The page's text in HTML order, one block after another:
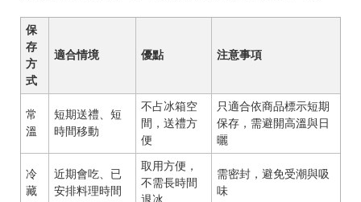
保
存
方
式
適合情境 優點 注意事項
常
溫
短期送禮、短
時間移動
不占冰箱空
間，送禮方
便
只適合依商品標示短期
保存，需避開高溫與日
曬
冷
藏
近期會吃、已
安排料理時間
取用方便，
不需長時間
需密封，避免受潮與吸
味